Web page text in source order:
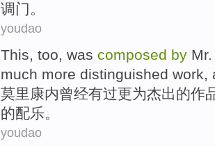
调门。
youdao
This, too, was composed by
much more distinguished work,
莫里康内曾经有过更为杰出的作
的配乐。
youdao